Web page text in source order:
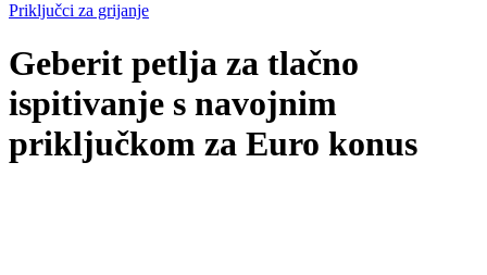
Priključci za grijanje
Geberit petlja za tlačno
ispitivanje s navojnim
priključkom za Euro konus